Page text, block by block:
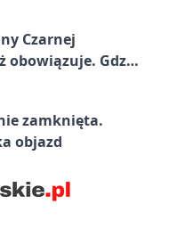
Czarnej
obowiązuje. Gdzie
zamknięta.
objazd